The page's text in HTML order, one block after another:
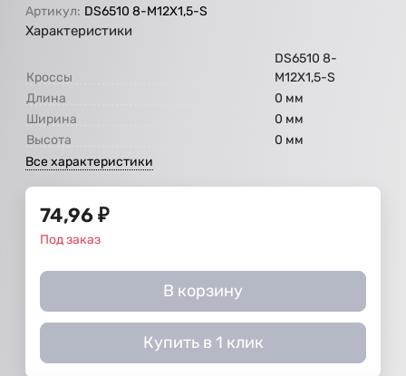
Артикул: DS6510 8-M12X1,5-S
Характеристики
Кроссы
DS6510 8-
M12X1,5-S
Длина
0 мм
Ширина
0 мм
Высота
0 мм
Все характеристики
74,96 ₽
Под заказ
В корзину
Купить в 1 клик